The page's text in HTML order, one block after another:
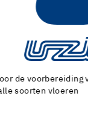
Machines en
van de